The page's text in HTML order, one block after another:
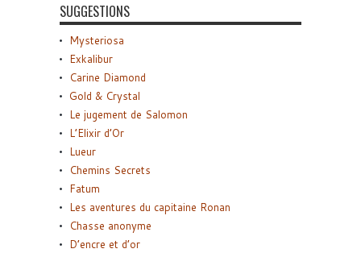
SUGGESTIONS
Mysteriosa
Exkalibur
Carine Diamond
Gold & Crystal
Le jugement de Salomon
L’Elixir d’Or
Lueur
Chemins Secrets
Fatum
Les aventures du capitaine Ronan
Chasse anonyme
D’encre et d’or